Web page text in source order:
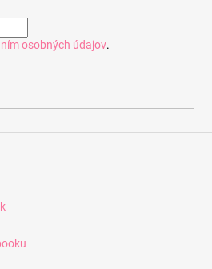
osobných údajov.